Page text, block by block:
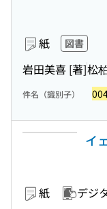
紙 図書
岩田美喜 [著]松
件名（識別子）
イ
紙 デジ